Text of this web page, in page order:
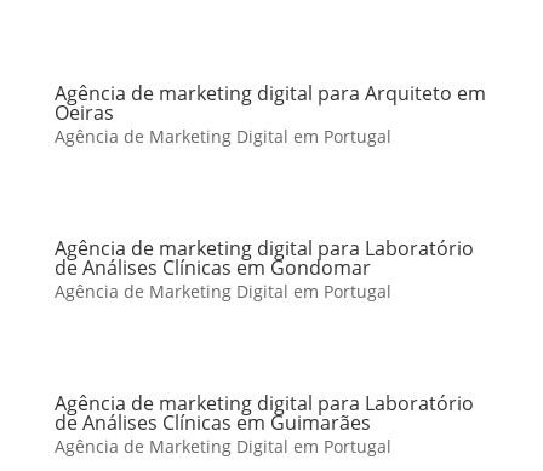
Agência de marketing digital para Arquiteto em
Oeiras
Agência de Marketing Digital em Portugal
Agência de marketing digital para Laboratório
de Análises Clínicas em Gondomar
Agência de Marketing Digital em Portugal
Agência de marketing digital para Laboratório
de Análises Clínicas em Guimarães
Agência de Marketing Digital em Portugal